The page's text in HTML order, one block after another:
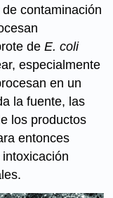
contaminación
deE. coli
especialmente
en un
la fuente, las
los productos
entonces